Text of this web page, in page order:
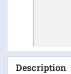
Description